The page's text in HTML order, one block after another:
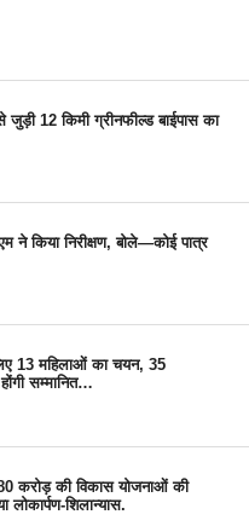
जुड़ी 12 किमी ग्रीनफील्ड बाईपास का
ने किया निरीक्षण, बोले—कोई पात्र
13 महिलाओं का चयन, 35
सम्मानित…
करोड़ की विकास योजनाओं की
लोकार्पण-शिलान्यास.